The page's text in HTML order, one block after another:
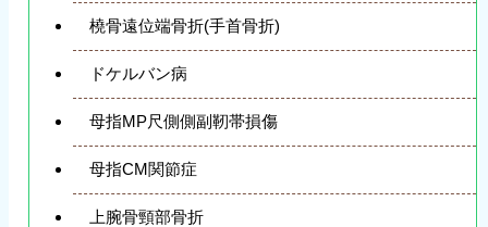
橈骨遠位端骨折(手首骨折)
ドケルバン病
母指MP尺側側副靭帯損傷
母指CM関節症
上腕骨頸部骨折